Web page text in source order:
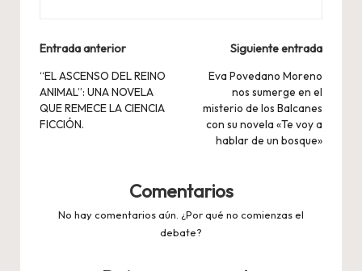
Navegación
de
entradas
Entrada anterior
“EL ASCENSO DEL REINO
ANIMAL”: UNA NOVELA
QUE REMECE LA CIENCIA
FICCIÓN.
Siguiente entrada
Eva Povedano Moreno
nos sumerge en el
misterio de los Balcanes
con su novela «Te voy a
hablar de un bosque»
Comentarios
No hay comentarios aún. ¿Por qué no comienzas el
debate?